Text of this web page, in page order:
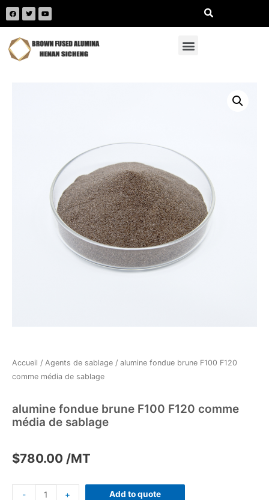
Accueil / Agents de sablage / alumine fondue brune F100 F120
comme média de sablage
alumine fondue brune F100 F120 comme
média de sablage
$780.00 /MT
- + Add to quote